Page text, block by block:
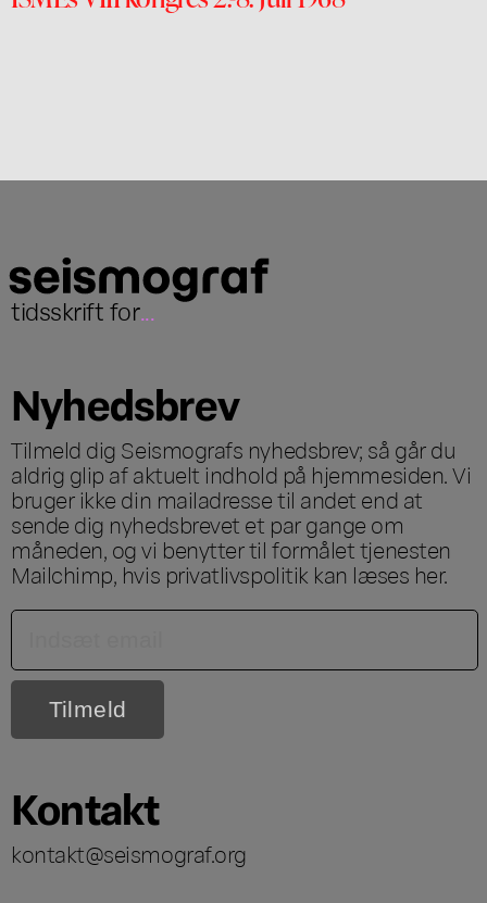
tidsskrift for...
Nyhedsbrev
Tilmeld dig Seismografs nyhedsbrev; så går du
aldrig glip af aktuelt indhold på hjemmesiden. Vi
bruger ikke din mailadresse til andet end at
sende dig nyhedsbrevet et par gange om
måneden, og vi benytter til formålet tjenesten
Mailchimp, hvis privatlivspolitik kan læses her.
Kontakt
kontakt@seismograf.org